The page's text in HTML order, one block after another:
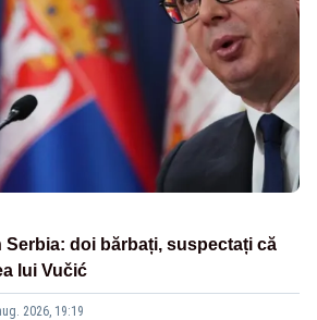
doi bărbați, suspectați că
lui Vučić
2026, 19:19